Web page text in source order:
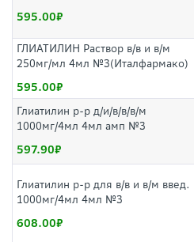
595.00
ГЛИАТИЛИН Раствор в/в и в/м
250мг/мл 4мл №3(Италфармако)
595.00
Глиатилин р-р д/и/в/в/в/м
1000мг/4мл 4мл амп №3
597.90
Глиатилин р-р для в/в и в/м введ.
1000мг/4мл 4мл №3
608.00